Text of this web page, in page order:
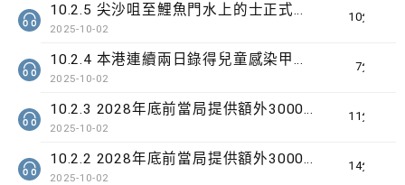
10分鐘
10.2.5 尖沙咀至鯉魚門水上的士正式首航
2025-10-02
7分鐘
10.2.4 本港連續兩日錄得兒童感染甲型流感嚴重個案
2025-10-02
11分鐘
10.2.3 2028年底前當局提供額外3000支高速充電樁 港鐵商場約增設300個電動車充電站
2025-10-02
14分鐘
10.2.2 2028年底前當局提供額外3000支高速充電樁 港鐵商場約增設300個電動車充電站
2025-10-02